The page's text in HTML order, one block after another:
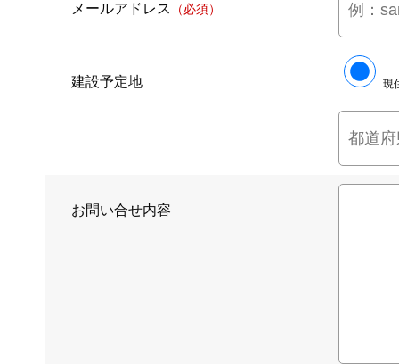
メールアドレス （必須）
建設予定地 現
お問い合せ内容